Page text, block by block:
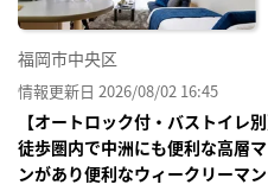
福岡市中央区
情報更新日 2026/08/02 16:45
【オートロック付・バストイレ
徒歩圏内で中洲にも便利な高層
ンがあり便利なウィークリーマ